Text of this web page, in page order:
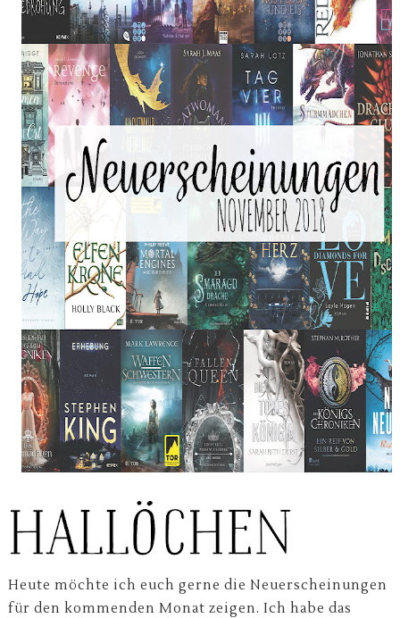
Heute möchte ich euch gerne die Neuerscheinungen
für den kommenden Monat zeigen. Ich habe das